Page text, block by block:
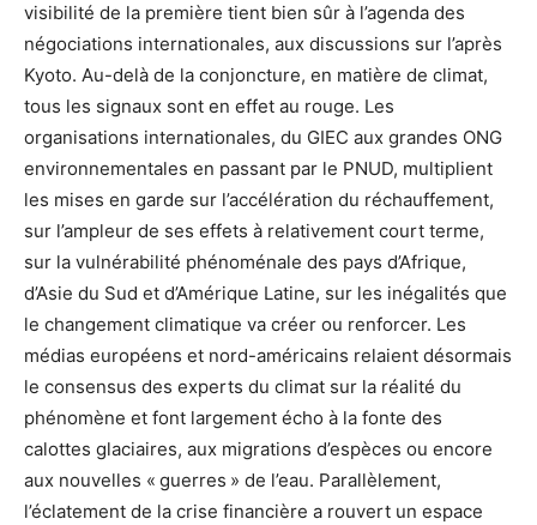
visibilité de la première tient bien sûr à l’agenda des
négociations internationales, aux discussions sur l’après
Kyoto. Au-delà de la conjoncture, en matière de climat,
tous les signaux sont en effet au rouge. Les
organisations internationales, du GIEC aux grandes ONG
environnementales en passant par le PNUD, multiplient
les mises en garde sur l’accélération du réchauffement,
sur l’ampleur de ses effets à relativement court terme,
sur la vulnérabilité phénoménale des pays d’Afrique,
d’Asie du Sud et d’Amérique Latine, sur les inégalités que
le changement climatique va créer ou renforcer. Les
médias européens et nord-américains relaient désormais
le consensus des experts du climat sur la réalité du
phénomène et font largement écho à la fonte des
calottes glaciaires, aux migrations d’espèces ou encore
aux nouvelles « guerres » de l’eau. Parallèlement,
l’éclatement de la crise financière a rouvert un espace